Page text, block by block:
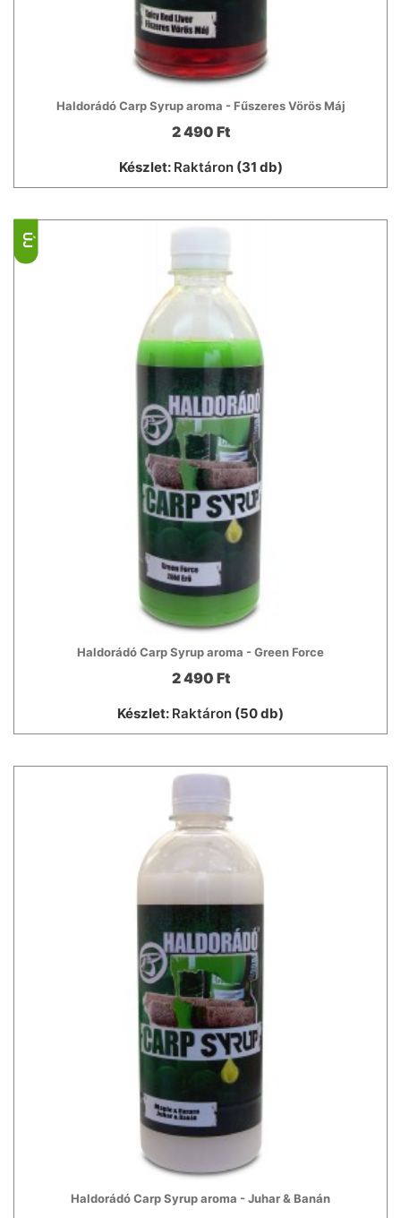
Haldorádó Carp Syrup aroma - Fűszeres Vörös Máj
2 490 Ft
Készlet: Raktáron(31 db)
Haldorádó Carp Syrup aroma - Green Force
2 490 Ft
Készlet: Raktáron (50 db)
ÚJ
Haldorádó Carp Syrup aroma - Juhar & Banán